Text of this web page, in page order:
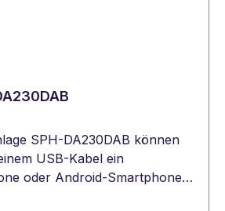
SPH-DA230DAB können
USB-Kabel ein
oder Android-Smartphone
so vom Armaturenbrett aus